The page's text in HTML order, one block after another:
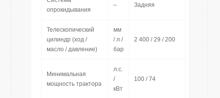
опрокидывания
– Задняя
Телескопический
цилиндр (ход /
масло / давление)
мм
/ л /
бар
2 400 / 29 / 200
Минимальная
мощность трактора
л.с.
/
кВт
100 / 74